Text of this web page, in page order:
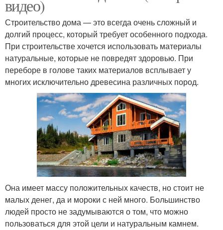
видео)
Строительство дома — это всегда очень сложный и
долгий процесс, который требует особенного подхода.
При строительстве хочется использовать материалы
натуральные, которые не повредят здоровью. При
переборе в голове таких материалов всплывает у
многих исключительно древесина различных пород.
Она имеет массу положительных качеств, но стоит не
малых денег, да и мороки с ней много. Большинство
людей просто не задумываются о том, что можно
пользоваться для этой цели и натуральным камнем.